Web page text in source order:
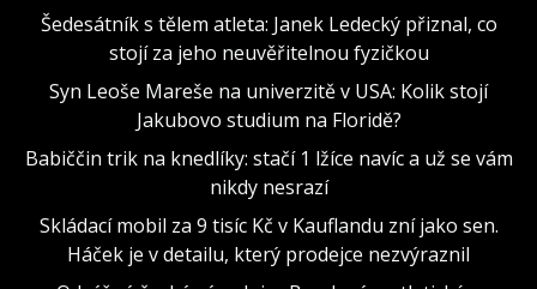
Šedesátník s tělem atleta: Janek Ledecký přiznal, co
stojí za jeho neuvěřitelnou fyzičkou
Syn Leoše Mareše na univerzitě v USA: Kolik stojí
Jakubovo studium na Floridě?
Babiččin trik na knedlíky: stačí 1 lžíce navíc a už se vám
nikdy nesrazí
Skládací mobil za 9 tisíc Kč v Kauflandu zní jako sen.
Háček je v detailu, který prodejce nezvýraznil